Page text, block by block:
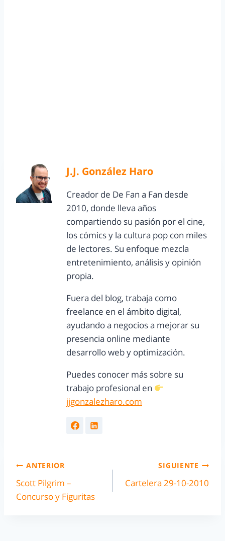
J.J. González Haro
Creador de De Fan a Fan desde
2010, donde lleva años
compartiendo su pasión por el cine,
los cómics y la cultura pop con miles
de lectores. Su enfoque mezcla
entretenimiento, análisis y opinión
propia.
Fuera del blog, trabaja como
freelance en el ámbito digital,
ayudando a negocios a mejorar su
presencia online mediante
desarrollo web y optimización.
Puedes conocer más sobre su
trabajo profesional en
jjgonzalezharo.com
ANTERIOR
Scott Pilgrim –
Concurso y Figuritas
SIGUIENTE
Cartelera 29-10-2010